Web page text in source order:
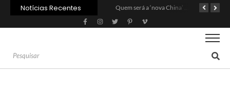
Notícias Recentes Quem será a ‘nova China’ do agro quando o apetite de Pequim acabar?